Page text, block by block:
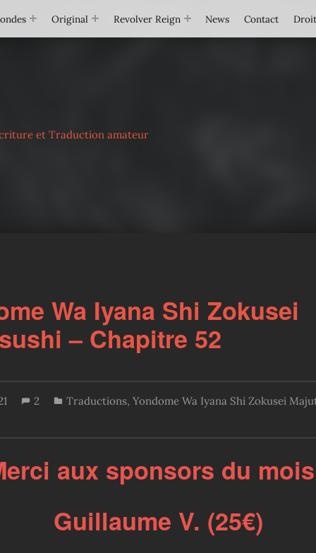
Original Revolver Reign News Contact
et Traduction amateur
Wa Iyana Shi Zokusei
– Chapitre 52
2 Traductions, Yondome Wa Iyana Shi Zokusei
aux sponsors du
Guillaume V. (25€)